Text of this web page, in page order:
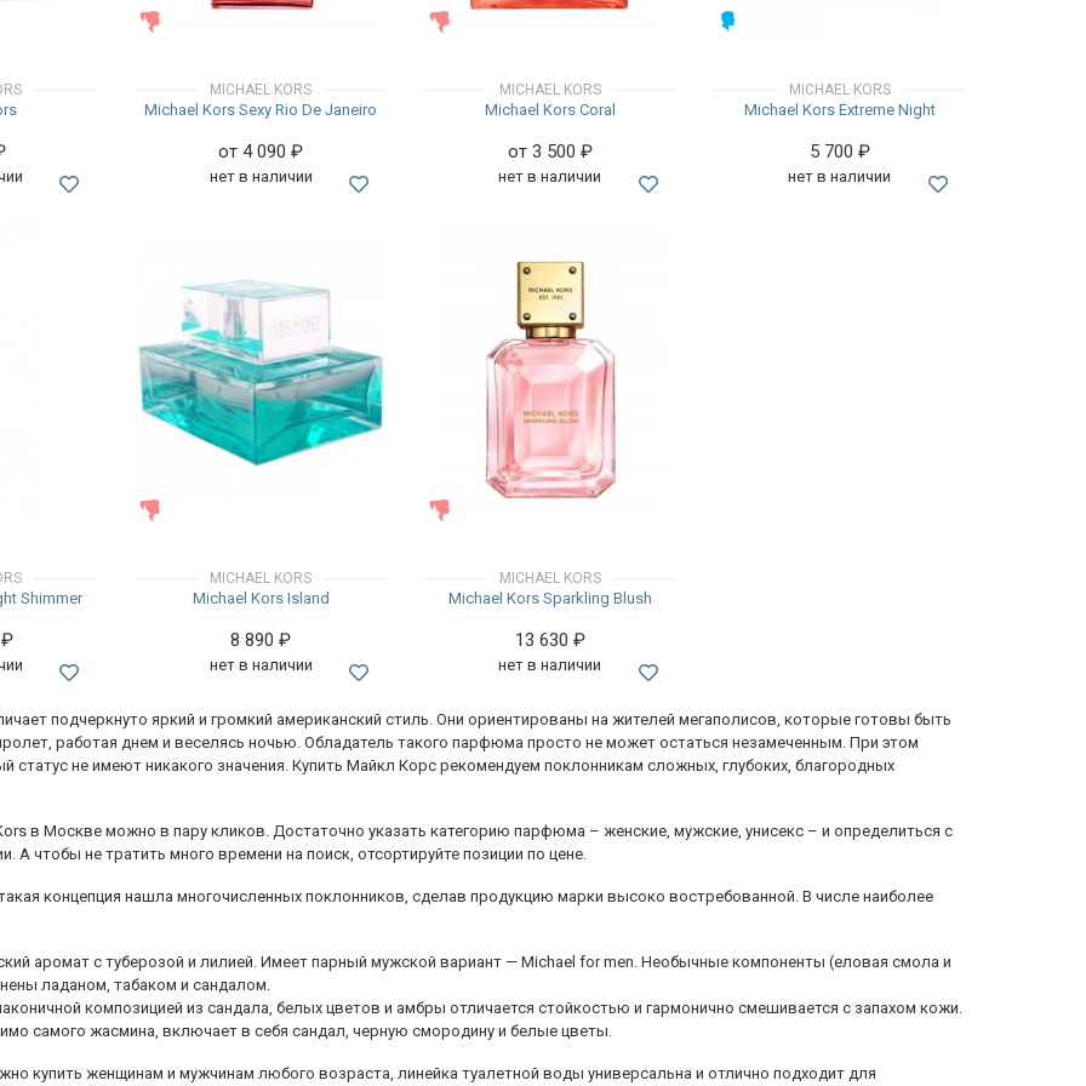
MICHAEL KORS
Michael Kors Sexy Rio De Janeiro
от 4 090₽
нет в наличии
MICHAEL KORS
Michael Kors Coral
от 3 500 ₽
нет в наличии
MICHAEL KORS
Michael Kors Extreme Night
5 700 ₽
нет в наличии
Shimmer
₽
MICHAEL KORS
Michael Kors Island
8 890₽
нет в наличии
MICHAEL KORS
Michael Kors Sparkling Blush
13 630 ₽
нет в наличии
подчеркнуто яркий и громкий американский стиль. Они ориентированы на жителей мегаполисов, которые готовы быть
работая днем и веселясь ночью. Обладатель такого парфюма просто не может остаться незамеченным. При этом
статус не имеют никакого значения. Купить Майкл Корс рекомендуем поклонникам сложных, глубоких, благородных
в Москве можно в пару кликов. Достаточно указать категорию парфюма – женские, мужские, унисекс – и определиться с
А чтобы не тратить много времени на поиск, отсортируйте позиции по цене.
концепция нашла многочисленных поклонников, сделав продукцию марки высоко востребованной. В числе наиболее
аромат с туберозой и лилией. Имеет парный мужской вариант — Michael for men. Необычные компоненты (еловая смола и
ладаном, табаком и сандалом.
композицией из сандала, белых цветов и амбры отличается стойкостью и гармонично смешивается с запахом кожи.
самого жасмина, включает в себя сандал, черную смородину и белые цветы.
купить женщинам и мужчинам любого возраста, линейка туалетной воды универсальна и отлично подходит для